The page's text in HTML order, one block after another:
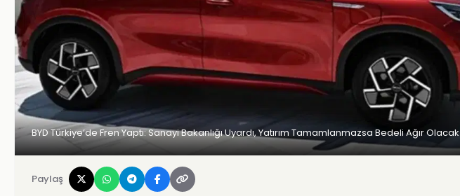
BYD Türkiye’de Fren Yaptı: Sanayi Bakanlığı Uyardı, Yatırım Tamamlanmazsa Bedeli Ağır Olacak
Paylaş